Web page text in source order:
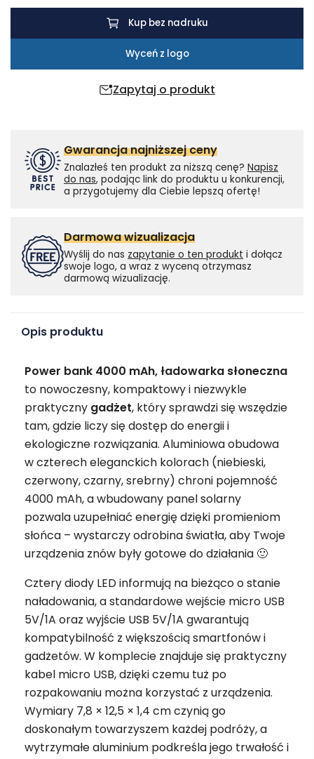
Zapytaj o produkt
Kup bez nadruku
Wyceń z logo
Gwarancja najniższej ceny
Znalazłeś ten produkt za niższą cenę? Napisz
do nas, podając link do produktu u konkurencji,
a przygotujemy dla Ciebie lepszą ofertę!
Darmowa wizualizacja
Wyślij do nas zapytanie o ten produkt i dołącz
swoje logo, a wraz z wyceną otrzymasz
darmową wizualizację.
Opis produktu
Power bank 4000 mAh, ładowarka słoneczna
to nowoczesny, kompaktowy i niezwykle
praktyczny gadżet, który sprawdzi się wszędzie
tam, gdzie liczy się dostęp do energii i
ekologiczne rozwiązania. Aluminiowa obudowa
w czterech eleganckich kolorach (niebieski,
czerwony, czarny, srebrny) chroni pojemność
4000 mAh, a wbudowany panel solarny
pozwala uzupełniać energię dzięki promieniom
słońca – wystarczy odrobina światła, aby Twoje
urządzenia znów były gotowe do działania 🙂
Cztery diody LED informują na bieżąco o stanie
naładowania, a standardowe wejście micro USB
5V/1A oraz wyjście USB 5V/1A gwarantują
kompatybilność z większością smartfonów i
gadżetów. W komplecie znajduje się praktyczny
kabel micro USB, dzięki czemu tuż po
rozpakowaniu można korzystać z urządzenia.
Wymiary 7,8 × 12,5 × 1,4 cm czynią go
doskonałym towarzyszem każdej podróży, a
wytrzymałe aluminium podkreśla jego trwałość i